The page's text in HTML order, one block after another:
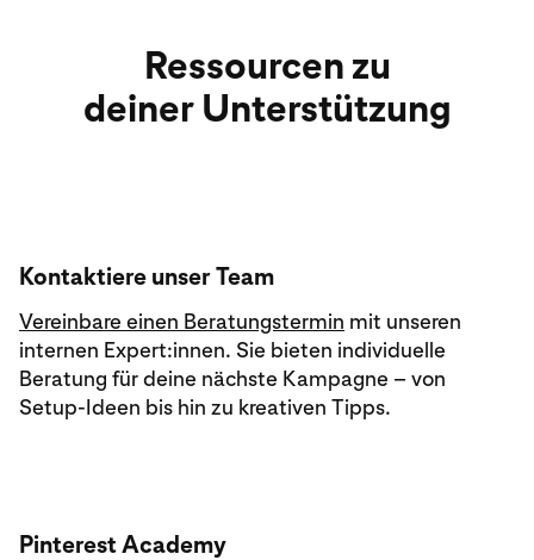
Ressourcen zu
deiner Unterstützung
Kontaktiere unser Team
Vereinbare einen Beratungstermin mit unseren
internen Expert:innen. Sie bieten individuelle
Beratung für deine nächste Kampagne – von
Setup-Ideen bis hin zu kreativen Tipps.
Pinterest Academy